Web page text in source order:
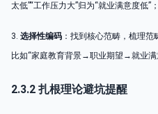
太低”“工作压力大”归为“就业满意度低”；
3. 选择性编码 ：找到核心范畴，梳理
比如“家庭教育背景→职业期望→就业满
2.3.2 扎根理论避坑提醒